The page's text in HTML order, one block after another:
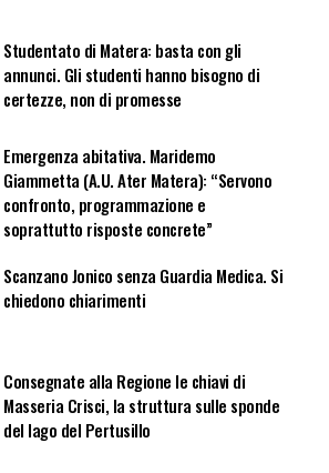
Studentato di Matera: basta con gli
annunci. Gli studenti hanno bisogno di
certezze, non di promesse
Emergenza abitativa. Maridemo
Giammetta (A.U. Ater Matera): “Servono
confronto, programmazione e
soprattutto risposte concrete”
Scanzano Jonico senza Guardia Medica. Si
chiedono chiarimenti
Consegnate alla Regione le chiavi di
Masseria Crisci, la struttura sulle sponde
del lago del Pertusillo